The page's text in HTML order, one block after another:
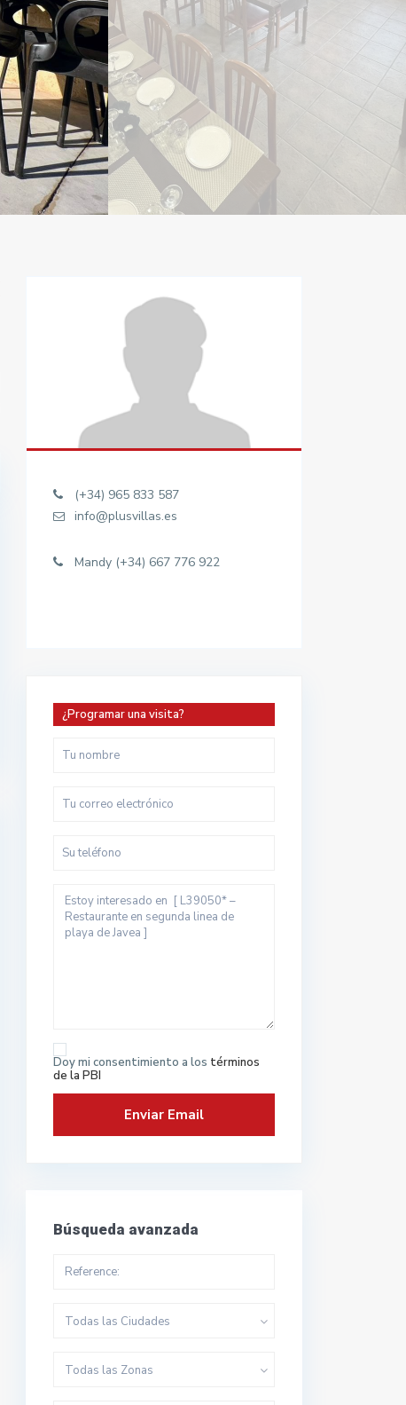
(+34) 965 833 587
info@plusvillas.es
Mandy (+34) 667 776 922
¿Programar una visita?
Doy mi consentimiento a los términos
de la PBI
Búsqueda avanzada
Todas las Ciudades
Todas las Zonas